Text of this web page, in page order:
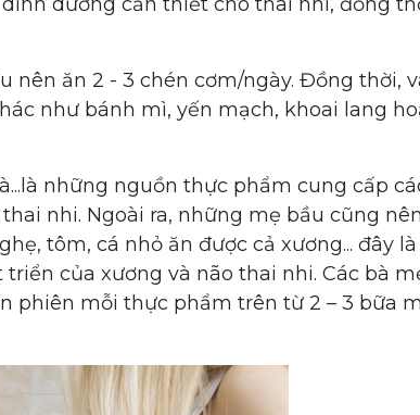
nên ăn 2 - 3 chén cơm/ngày. Đồng thời,
như bánh mì, yến mạch, khoai lang
những nguồn thực phẩm cung cấp
nhi. Ngoài ra, những mẹ bầu cũng
tôm, cá nhỏ ăn được cả xương... đây là
của xương và não thai nhi. Các bà
phiên mỗi thực phẩm trên từ 2 – 3 bữa